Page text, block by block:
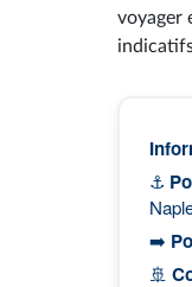
voyager
⚓
➡️
🚢